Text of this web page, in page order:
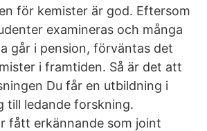
för kemister är god. Eftersom
examineras och många
går i pension, förväntas det
i framtiden. Så är det att
Du får en utbildning i
till ledande forskning.
fått erkännande som joint